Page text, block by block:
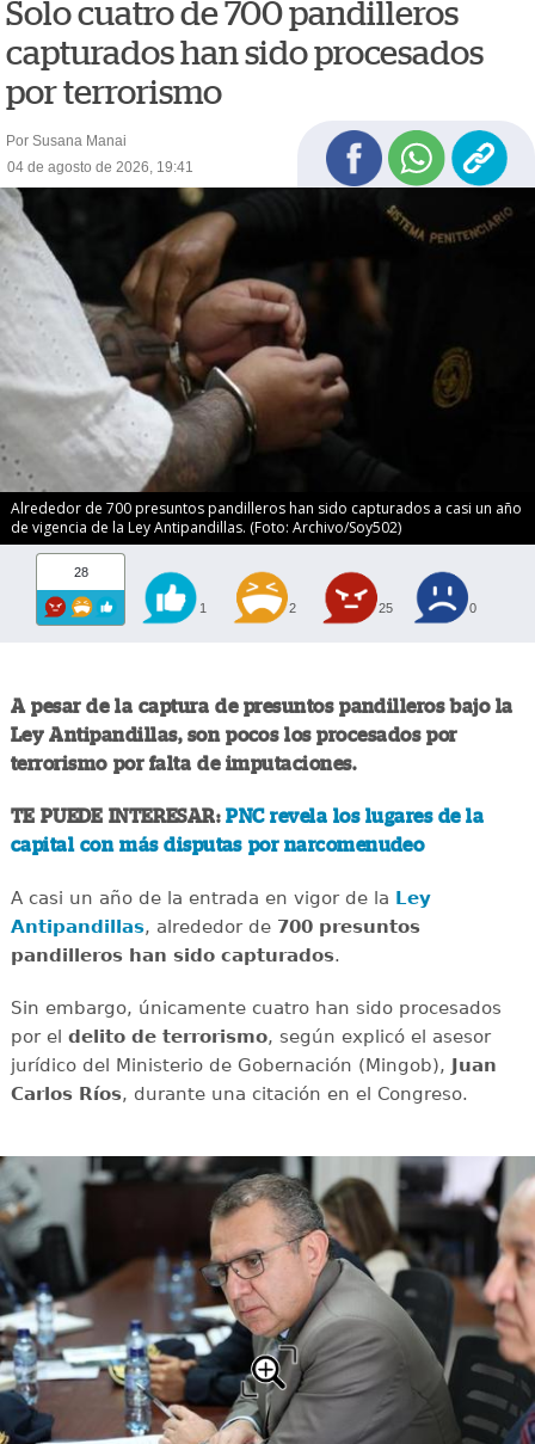
Solo cuatro de 700 pandilleros
capturados han sido procesados
por terrorismo
Por Susana Manai
04 de agosto de 2026, 19:41
Alrededor de 700 presuntos pandilleros han sido capturados a casi un año
de vigencia de la Ley Antipandillas. (Foto: Archivo/Soy502)
28
1 2 25 0
A pesar de la captura de presuntos pandilleros bajo la
Ley Antipandillas, son pocos los procesados por
terrorismo por falta de imputaciones.
TE PUEDE INTERESAR:PNC revela los lugares de la
capital con más disputas por narcomenudeo
A casi un año de la entrada en vigor de la Ley
Antipandillas, alrededor de 700 presuntos
pandilleros han sido capturados.
Sin embargo, únicamente cuatro han sido procesados
por el delito de terrorismo, según explicó el asesor
jurídico del Ministerio de Gobernación (Mingob), Juan
Carlos Ríos, durante una citación en el Congreso.